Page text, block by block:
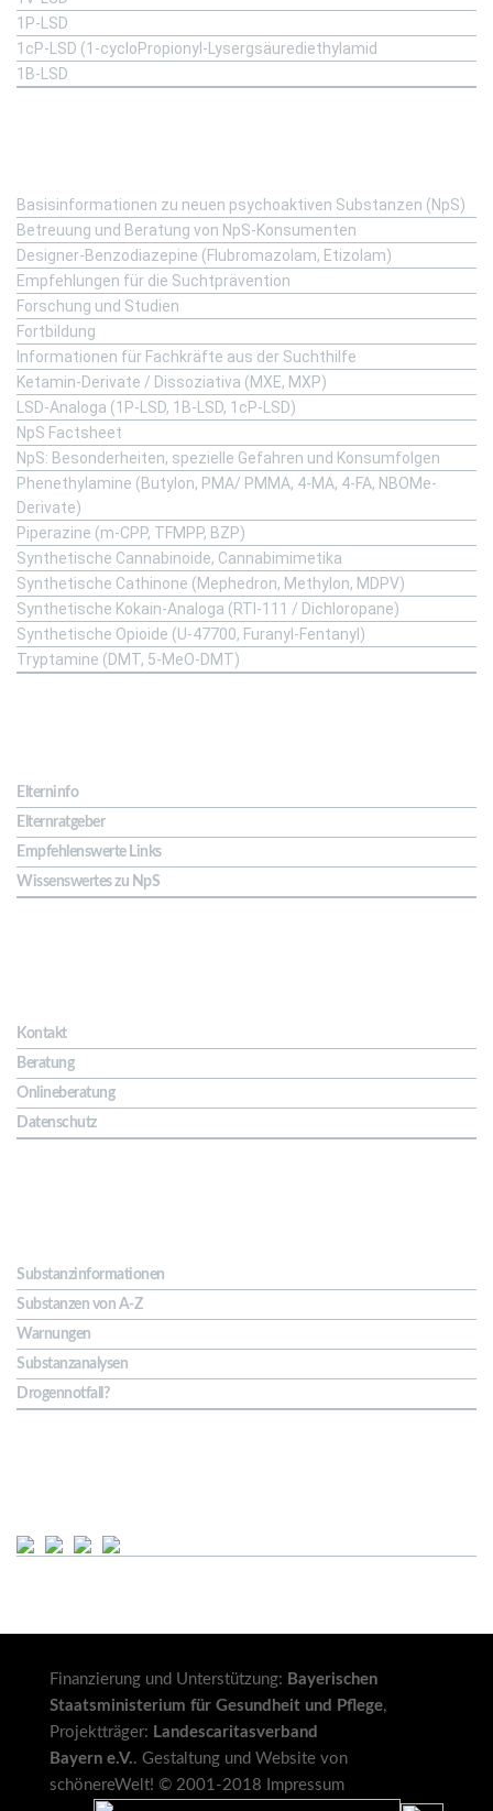
1P-LSD
1cP-LSD (1-cycloPropionyl-Lysergsäurediethylamid
1B-LSD
Basisinformationen zu neuen psychoaktiven Substanzen (NpS)
Betreuung und Beratung von NpS-Konsumenten
Designer-Benzodiazepine (Flubromazolam, Etizolam)
Empfehlungen für die Suchtprävention
Forschung und Studien
Fortbildung
Informationen für Fachkräfte aus der Suchthilfe
Ketamin-Derivate / Dissoziativa (MXE, MXP)
LSD-Analoga (1P-LSD, 1B-LSD, 1cP-LSD)
NpS Factsheet
NpS: Besonderheiten, spezielle Gefahren und Konsumfolgen
Phenethylamine (Butylon, PMA/ PMMA, 4-MA, 4-FA, NBOMe-
Derivate)
Piperazine (m-CPP, TFMPP, BZP)
Synthetische Cannabinoide, Cannabimimetika
Synthetische Cathinone (Mephedron, Methylon, MDPV)
Synthetische Kokain-Analoga (RTI-111 / Dichloropane)
Synthetische Opioide (U-47700, Furanyl-Fentanyl)
Tryptamine (DMT, 5-MeO-DMT)
Elterninfo
Elternratgeber
Empfehlenswerte Links
Wissenswertes zu NpS
Kontakt
Beratung
Onlineberatung
Datenschutz
Substanzinformationen
Substanzen von A-Z
Warnungen
Substanzanalysen
Drogennotfall?
Finanzierung und Unterstützung: Bayerischen
Staatsministerium für Gesundheit und Pflege,
Projektträger: Landescaritasverband
Bayern e.V.. Gestaltung und Website von
schönereWelt! © 2001-2018 Impressum